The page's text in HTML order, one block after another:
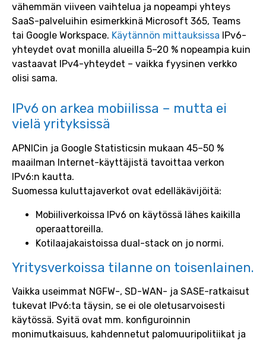
vähemmän viiveen vaihtelua ja nopeampi yhteys
SaaS-palveluihin esimerkkinä Microsoft 365, Teams
tai Google Workspace. Käytännön mittauksissa IPv6-
yhteydet ovat monilla alueilla 5–20 % nopeampia kuin
vastaavat IPv4-yhteydet – vaikka fyysinen verkko
olisi sama.
IPv6 on arkea mobiilissa – mutta ei
vielä yrityksissä
APNICin ja Google Statisticsin mukaan 45–50 %
maailman Internet-käyttäjistä tavoittaa verkon
IPv6:n kautta.
Suomessa kuluttajaverkot ovat edelläkävijöitä:
Mobiiliverkoissa IPv6 on käytössä lähes kaikilla
operaattoreilla.
Kotilaajakaistoissa dual-stack on jo normi.
Yritysverkoissa tilanne on toisenlainen.
Vaikka useimmat NGFW-, SD-WAN- ja SASE-ratkaisut
tukevat IPv6:ta täysin, se ei ole oletusarvoisesti
käytössä. Syitä ovat mm. konfiguroinnin
monimutkaisuus, kahdennetut palomuuripolitiikat ja